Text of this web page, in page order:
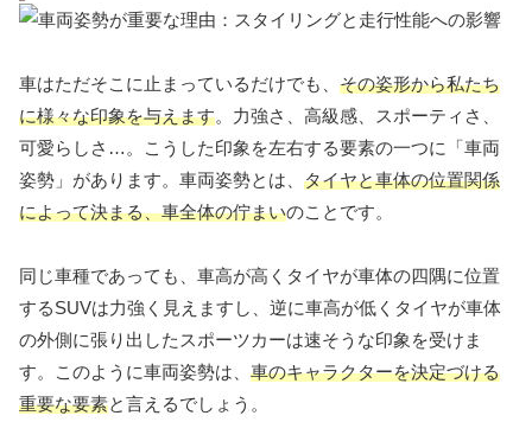
車はただそこに止まっているだけでも、 その姿形から私たち
に様々な印象を与えます。力強さ、高級感、スポーティさ、
可愛らしさ…。こうした印象を左右する要素の一つに「車両
姿勢」があります。車両姿勢とは、 タイヤと車体の位置関係
によって決まる、車全体の佇まいのことです。
同じ車種であっても、車高が高くタイヤが車体の四隅に位置
するSUVは力強く見えますし、逆に車高が低くタイヤが車体
の外側に張り出したスポーツカーは速そうな印象を受けま
す。このように車両姿勢は、 車のキャラクターを決定づける
重要な要素と言えるでしょう。